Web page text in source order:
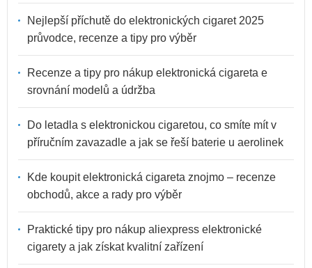
Nejlepší příchutě do elektronických cigaret 2025
průvodce, recenze a tipy pro výběr
Recenze a tipy pro nákup elektronická cigareta e
srovnání modelů a údržba
Do letadla s elektronickou cigaretou, co smíte mít v
příručním zavazadle a jak se řeší baterie u aerolinek
Kde koupit elektronická cigareta znojmo – recenze
obchodů, akce a rady pro výběr
Praktické tipy pro nákup aliexpress elektronické
cigarety a jak získat kvalitní zařízení